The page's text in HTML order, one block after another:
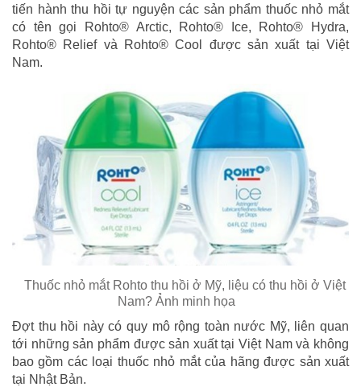
tiến hành thu hồi tự nguyện các sản phẩm thuốc nhỏ mắt
có tên gọi Rohto® Arctic, Rohto® Ice, Rohto® Hydra,
Rohto® Relief và Rohto® Cool được sản xuất tại Việt
Nam.
Thuốc nhỏ mắt Rohto thu hồi ở Mỹ, liệu có thu hồi ở Việt
Nam? Ảnh minh họa
Đợt thu hồi này có quy mô rộng toàn nước Mỹ, liên quan
tới những sản phẩm được sản xuất tại Việt Nam và không
bao gồm các loại thuốc nhỏ mắt của hãng được sản xuất
tại Nhật Bản.